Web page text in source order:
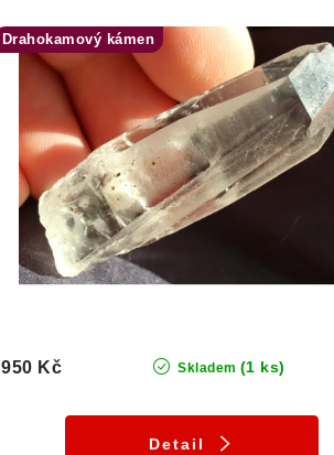
Drahokamový kámen
Skladem (1 ks)
950 Kč
Detail